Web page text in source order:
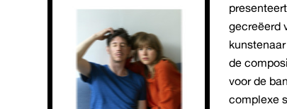
gecreëerd
de
voor de
complexe